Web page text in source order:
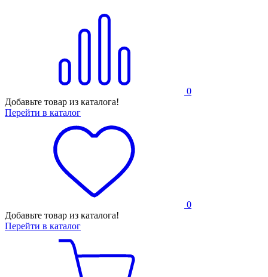
0
Добавьте товар из каталога!
Перейти в каталог
0
Добавьте товар из каталога!
Перейти в каталог